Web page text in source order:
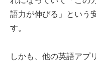
語力が伸びる」という
す。
しかも、他の英語アプ